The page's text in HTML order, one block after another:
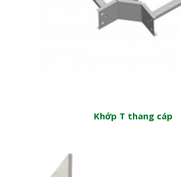
Khớp T thang cáp